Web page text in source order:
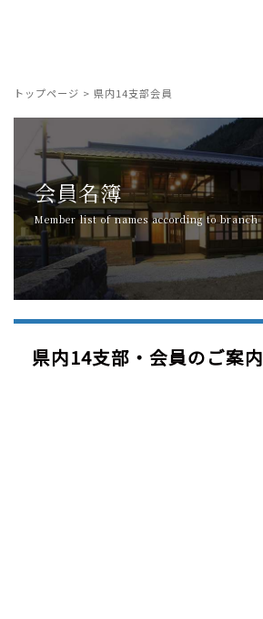
トップページ > 県内14支部会員
会員名簿
Member list of names according to branch
県内14支部・会員のご案内